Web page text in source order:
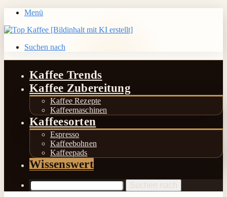
Menü
Suchen nach
Kaffee Trends
Kaffee Zubereitung
Kaffee Rezepte
Kaffeemaschinen
Kaffeesorten
Espresso
Kaffeebohnen
Kaffeepads
Wissenswert
Suchen nach